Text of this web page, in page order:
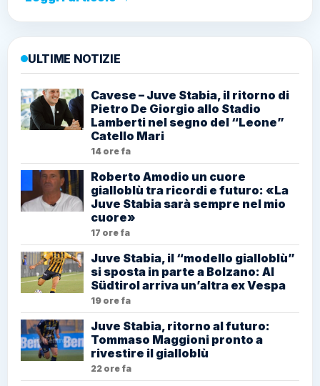
ULTIME NOTIZIE
Cavese – Juve Stabia, il ritorno di
Pietro De Giorgio allo Stadio
Lamberti nel segno del “Leone”
Catello Mari
14 ore fa
Roberto Amodio un cuore
gialloblù tra ricordi e futuro: «La
Juve Stabia sarà sempre nel mio
cuore»
17 ore fa
Juve Stabia, il “modello gialloblù”
si sposta in parte a Bolzano: Al
Südtirol arriva un’altra ex Vespa
19 ore fa
Juve Stabia, ritorno al futuro:
Tommaso Maggioni pronto a
rivestire il gialloblù
22 ore fa